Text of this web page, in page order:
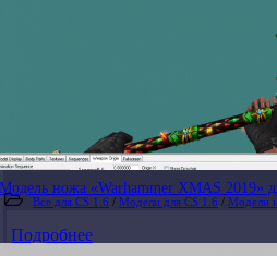
Модель ножа «Warhammer XMAS 2019»
Все для CS 1.6 / Модели для CS 1.6 / Модели
Подробнее